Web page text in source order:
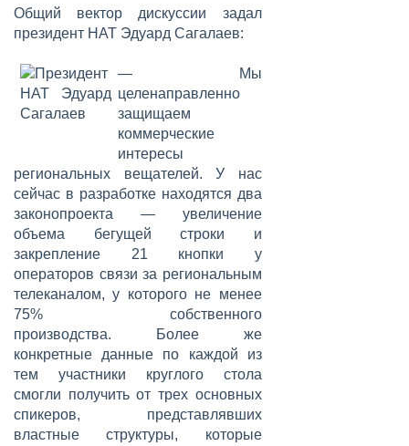
Общий вектор дискуссии задал
президент НАТ Эдуард Сагалаев:
— Мы
целенаправленно
защищаем
коммерческие
интересы
региональных вещателей. У нас
сейчас в разработке находятся два
законопроекта — увеличение
объема бегущей строки и
закрепление 21 кнопки у
операторов связи за региональным
телеканалом, у которого не менее
75% собственного
производства. Более же
конкретные данные по каждой из
тем участники круглого стола
смогли получить от трех основных
спикеров, представлявших
властные структуры, которые